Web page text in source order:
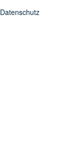
Datenschutz